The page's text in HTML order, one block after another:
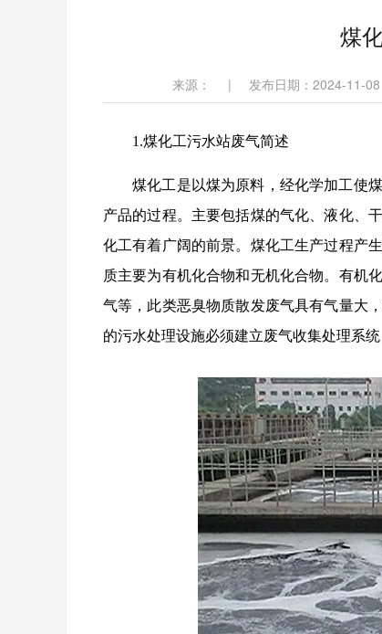
煤
来源： | 发布日期：2024-11-08
1.煤化工污水站废气简述
煤化工是以煤为原料，经化学加工使
产品的过程。主要包括煤的气化、液化、
化工有着广阔的前景。煤化工生产过程产
质主要为有机化合物和无机化合物。有机
气等，此类恶臭物质散发废气具有气量大
的污水处理设施必须建立废气收集处理系